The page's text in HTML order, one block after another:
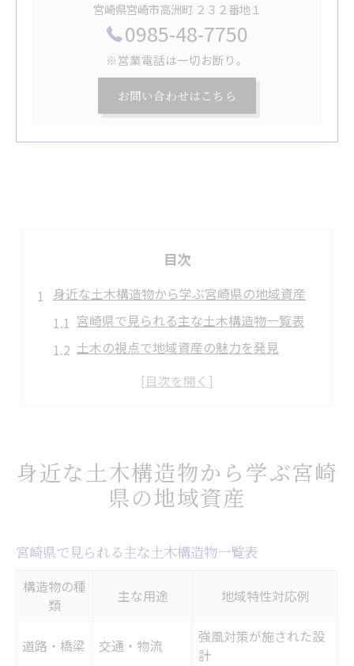
宮崎県宮崎市高洲町 ２３２番地１
0985-48-7750
※営業電話は一切お断り。
お問い合わせはこちら
目次
身近な土木構造物から学ぶ宮崎県の地域資産
宮崎県で見られる主な土木構造物一覧表
土木の視点で地域資産の魅力を発見
暮らしと密接な土木構造物の役割とは
宮崎県の公共工事と土木構造物の関係性
未来志向で考える土木の重要性
土木構造物の最新トレンド比較表
持続可能な地域づくりと土木構造物
暮らしを守る宮崎県の土木技術の真価とは
災害時に強い土木構造物の特徴を解説
身近な土木構造物から学ぶ宮崎
県の地域資産
宮崎県で見られる主な土木構造物一覧表
構造物の種
類
主な用途 地域特性対応例
道路・橋梁 交通・物流
強風対策が施された設
計